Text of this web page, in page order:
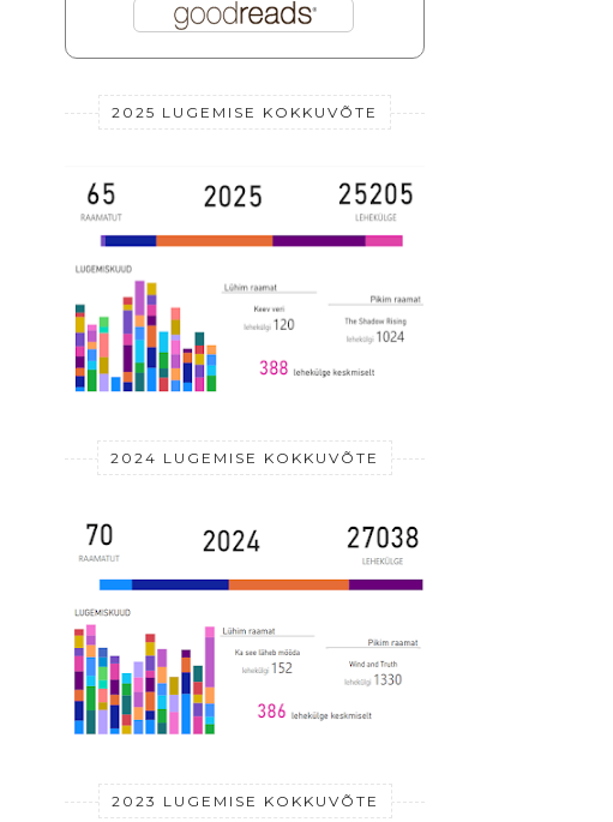
2025 LUGEMISE KOKKUVÕTE
2024 LUGEMISE KOKKUVÕTE
2023 LUGEMISE KOKKUVÕTE